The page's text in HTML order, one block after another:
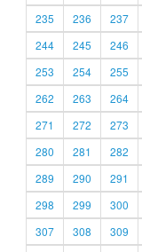
235
236 237
244
245 246
253
254 255
262
263 264
271
272 273
280
281 282
289
290 291
298
299 300
307
308 309